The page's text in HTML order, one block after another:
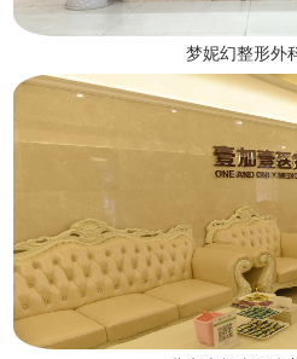
梦妮幻整形外